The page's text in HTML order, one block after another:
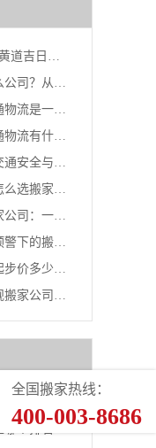
全国搬家热线：
400-003-8686
道吉日一
公司？从台
物流是一家
物流有什么
通安全与行
么选搬家公
公司：一线
警下的搬家
步价多少
搬家公司｜
日全指
个排名